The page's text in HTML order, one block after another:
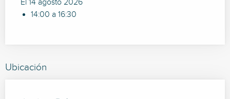
El 14 agosto 2026
14:00 a 16:30
Ubicación